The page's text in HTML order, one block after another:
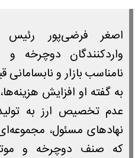
اصغر فرضی‌پور رئیس
واردکنندگان دوچرخه
نامناسب بازار و
به گفته او افزایش
عدم تخصیص ارز به
نهادهای مسئول،
که صنف دوچرخه و